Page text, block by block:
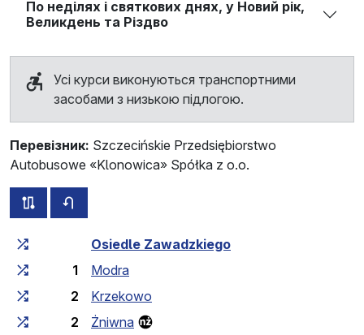
По неділях і святкових днях, у Новий рік,
Великдень та Різдво
Усі курси виконуються транспортними
засобами з низькою підлогою.
Перевізник: Szczecińskie Przedsiębiorstwo
Autobusowe «Klonowica» Spółka z o.o.
всі схеми цього маршруту
Загальний час у дорозі Час у дорозі між
Osiedle Zawadzkiego
1
Modra
2
Krzekowo
2
Żniwna